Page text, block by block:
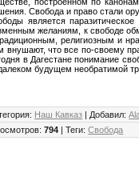
Свобода и право стали
является
желаниям, к свободе
религиозным и
внушают, что все по-своему
в Дагестане понимание
будущем необратимой
: Наш Кавказ | Добавил:
:794 |Теги:Свобода